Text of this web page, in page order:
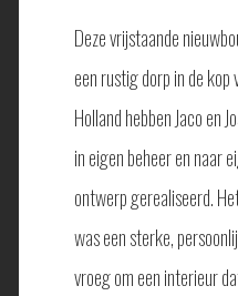
Deze vrijstaande
een rustig dorp in de kop
Holland hebben Jaco en
in eigen beheer en naar
ontwerp gerealiseerd.
was een sterke,
vroeg om een interieur